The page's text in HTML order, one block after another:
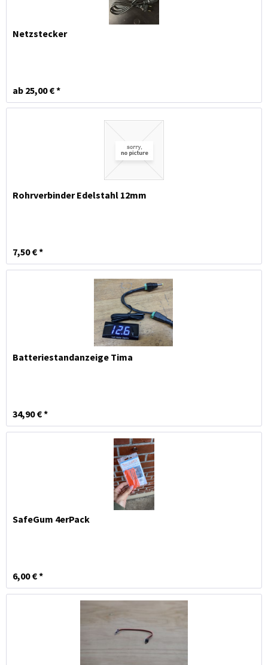
Netzstecker
ab 25,00 € *
Rohrverbinder Edelstahl 12mm
7,50 € *
Batteriestandanzeige Tima
34,90 € *
SafeGum 4erPack
6,00 € *